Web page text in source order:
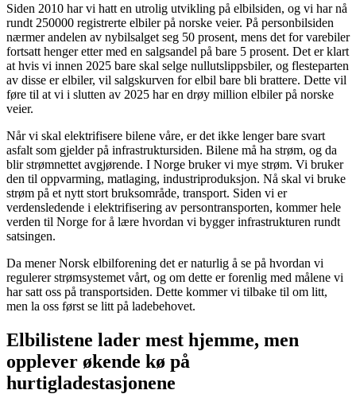
Siden 2010 har vi hatt en utrolig utvikling på elbilsiden, og vi har nå
rundt 250000 registrerte elbiler på norske veier. På personbilsiden
nærmer andelen av nybilsalget seg 50 prosent, mens det for varebiler
fortsatt henger etter med en salgsandel på bare 5 prosent. Det er klart
at hvis vi innen 2025 bare skal selge nullutslippsbiler, og flesteparten
av disse er elbiler, vil salgskurven for elbil bare bli brattere. Dette vil
føre til at vi i slutten av 2025 har en drøy million elbiler på norske
veier.
Når vi skal elektrifisere bilene våre, er det ikke lenger bare svart
asfalt som gjelder på infrastruktursiden. Bilene må ha strøm, og da
blir strømnettet avgjørende. I Norge bruker vi mye strøm. Vi bruker
den til oppvarming, matlaging, industriproduksjon. Nå skal vi bruke
strøm på et nytt stort bruksområde, transport. Siden vi er
verdensledende i elektrifisering av persontransporten, kommer hele
verden til Norge for å lære hvordan vi bygger infrastrukturen rundt
satsingen.
Da mener Norsk elbilforening det er naturlig å se på hvordan vi
regulerer strømsystemet vårt, og om dette er forenlig med målene vi
har satt oss på transportsiden. Dette kommer vi tilbake til om litt,
men la oss først se litt på ladebehovet.
Elbilistene lader mest hjemme, men
opplever økende kø på
hurtigladestasjonene